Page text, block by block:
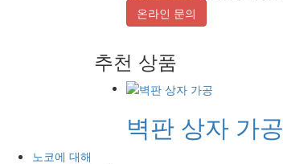
온라인 문의
추천 상품
벽판 상자 가공
노코에 대해